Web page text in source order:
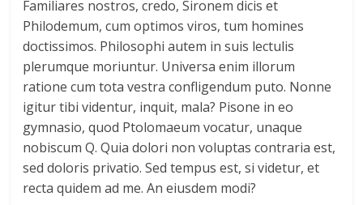
Familiares nostros, credo, Sironem dicis et
Philodemum, cum optimos viros, tum homines
doctissimos. Philosophi autem in suis lectulis
plerumque moriuntur. Universa enim illorum
ratione cum tota vestra confligendum puto. Nonne
igitur tibi videntur, inquit, mala? Pisone in eo
gymnasio, quod Ptolomaeum vocatur, unaque
nobiscum Q. Quia dolori non voluptas contraria est,
sed doloris privatio. Sed tempus est, si videtur, et
recta quidem ad me. An eiusdem modi?